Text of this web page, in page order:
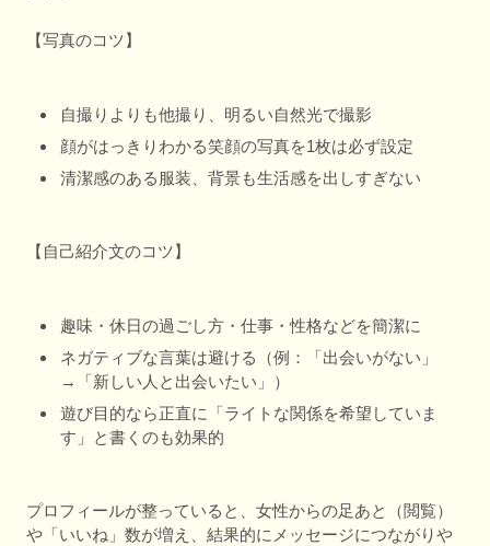
【写真のコツ】
自撮りよりも他撮り、明るい自然光で撮影
顔がはっきりわかる笑顔の写真を1枚は必ず設定
清潔感のある服装、背景も生活感を出しすぎない
【自己紹介文のコツ】
趣味・休日の過ごし方・仕事・性格などを簡潔に
ネガティブな言葉は避ける（例：「出会いがない」
→「新しい人と出会いたい」）
遊び目的なら正直に「ライトな関係を希望していま
す」と書くのも効果的
プロフィールが整っていると、女性からの足あと（閲覧）
や「いいね」数が増え、結果的にメッセージにつながりや